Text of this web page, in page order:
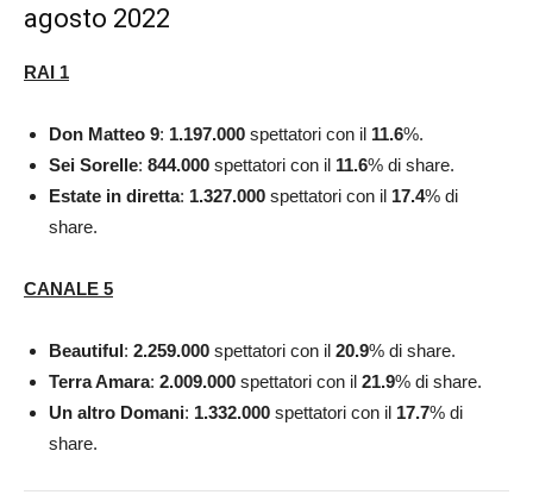
agosto 2022
RAI 1
Don Matteo 9: 1.197.000 spettatori con il 11.6%.
Sei Sorelle: 844.000 spettatori con il 11.6% di share.
Estate in diretta: 1.327.000 spettatori con il 17.4% di
share.
CANALE 5
Beautiful: 2.259.000 spettatori con il 20.9% di share.
Terra Amara: 2.009.000 spettatori con il 21.9% di share.
Un altro Domani: 1.332.000 spettatori con il 17.7% di
share.